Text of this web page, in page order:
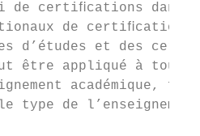
certiﬁcations dans
de certiﬁcation
d’études et des
être appliqué à tous
académique,
type de